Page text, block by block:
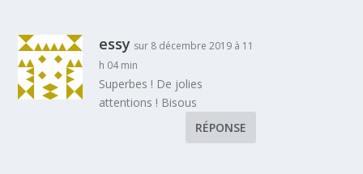
essy sur 8 décembre 2019 à 11
h 04 min
Superbes ! De jolies
attentions ! Bisous
RÉPONSE